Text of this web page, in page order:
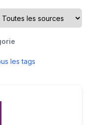
les tags